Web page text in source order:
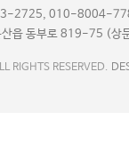
2725, 010-8004-
산읍 동부로 819-75 (
RIGHTS RESERVED.